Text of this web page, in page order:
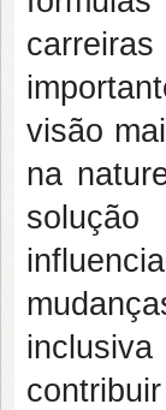
visão
na